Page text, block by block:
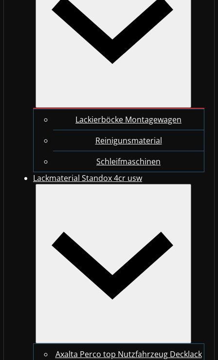
Lackierböcke Montagewagen
Reinigunsmaterial
Schleifmaschinen
Lackmaterial Standox 4cr usw
Axalta Perco top Nutzfahrzeug Decklack